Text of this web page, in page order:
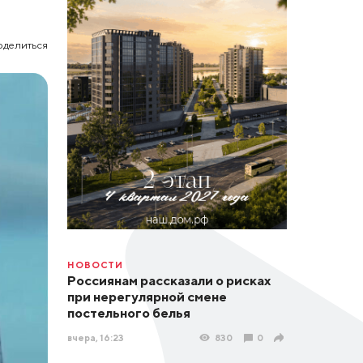
НОВОСТИ
Россиянам рассказали о рисках
при нерегулярной смене
постельного белья
вчера, 16:23 830 0